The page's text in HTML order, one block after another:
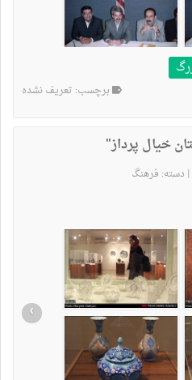
برچسب: تعریف نشده
خیال پرداز"
| دسته: فرهنگ
›